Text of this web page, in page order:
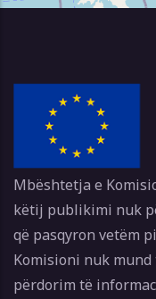
Mbështetja e
këtij publikimi nuk
që pasqyron vetëm
Komisioni nuk
përdorim të